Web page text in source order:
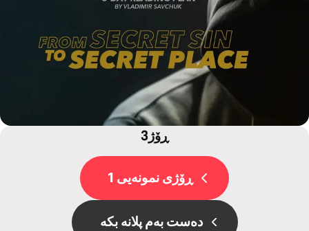
3ڕۆژ
ڕۆژی نمونەیی 1
دەست بەم پلانە بکە